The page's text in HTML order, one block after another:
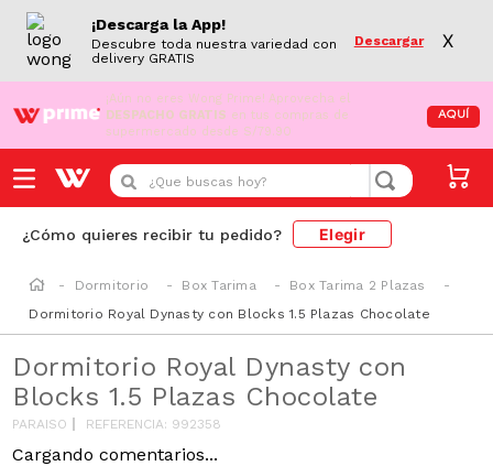
¡Descarga la App!
Descubre toda nuestra variedad con
delivery GRATIS
Descargar X
¡Aún no eres Wong Prime! Aprovecha el
DESPACHO GRATIS en tus compras de
supermercado desde S/79.90
AQUÍ
¿Que buscas hoy?
¿Cómo quieres recibir tu pedido? Elegir
Dormitorio Box Tarima
Box Tarima 2 Plazas
Dormitorio Royal Dynasty con Blocks 1.5 Plazas Chocolate
Dormitorio Royal Dynasty con
Blocks 1.5 Plazas Chocolate
PARAISO REFERENCIA: 992358